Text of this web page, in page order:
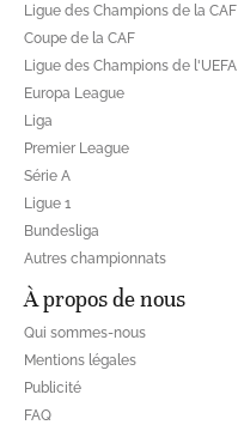
Ligue des Champions de la CAF
Coupe de la CAF
Ligue des Champions de l'UEFA
Europa League
Liga
Premier League
Série A
Ligue 1
Bundesliga
Autres championnats
À propos de nous
Qui sommes-nous
Mentions légales
Publicité
FAQ